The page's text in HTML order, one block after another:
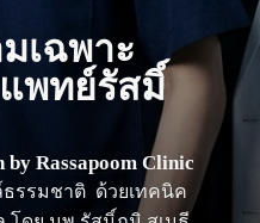
เฉพาะ
พทย์รัสมิ์
by Rassapoom Clinic
รรมชาติ ด้วยเทคนิค